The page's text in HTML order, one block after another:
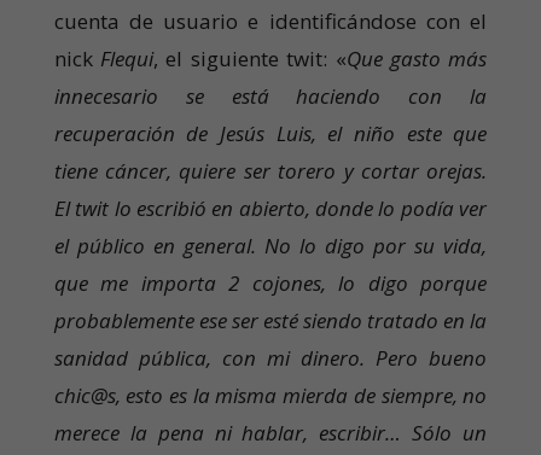
cuenta de usuario e identificándose con el
nick Flequi, el siguiente twit: «Que gasto más
innecesario se está haciendo con la
recuperación de Jesús Luis, el niño este que
tiene cáncer, quiere ser torero y cortar orejas.
El twit lo escribió en abierto, donde lo podía ver
el público en general. No lo digo por su vida,
que me importa 2 cojones, lo digo porque
probablemente ese ser esté siendo tratado en la
sanidad pública, con mi dinero. Pero bueno
chic@s, esto es la misma mierda de siempre, no
merece la pena ni hablar, escribir… Sólo un